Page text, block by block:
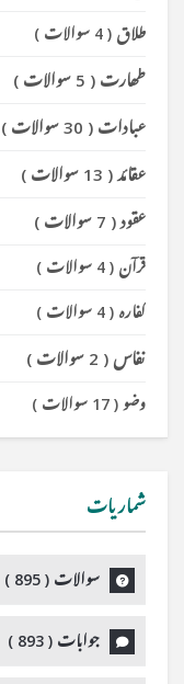
طلاق ( 4 سوالات )
طھارت ( 5 سوالات )
عبادات ( 30 سوالات )
عقائد( 13 سوالات )
عقود ( 7 سوالات )
قرآن ( 4 سوالات )
کفارہ ( 4 سوالات )
نفاس ( 2 سوالات )
وضو ( 17 سوالات )
شماریات
سوالات ( 895
)
جوابات ( 893
)